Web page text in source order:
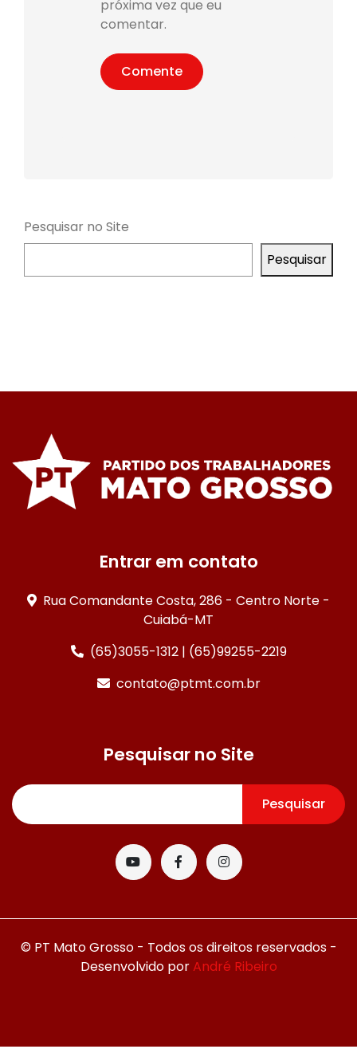
próxima vez que eu
comentar.
Pesquisar no Site
Pesquisar
Entrar em contato
Rua Comandante Costa, 286 - Centro Norte -
Cuiabá-MT
(65)3055-1312 | (65)99255-2219
contato@ptmt.com.br
Pesquisar no Site
Pesquisar
© PT Mato Grosso - Todos os direitos reservados -
Desenvolvido porAndré Ribeiro